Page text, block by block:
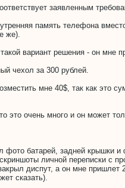
заявленным
память телефона
же).
вариант решения - он мне
чехол за 300 рублей.
мне 40$, так как это
это очень много и он может
фото батарей, задней
личной переписки с
диспут, а он мне пришлет
сказать).